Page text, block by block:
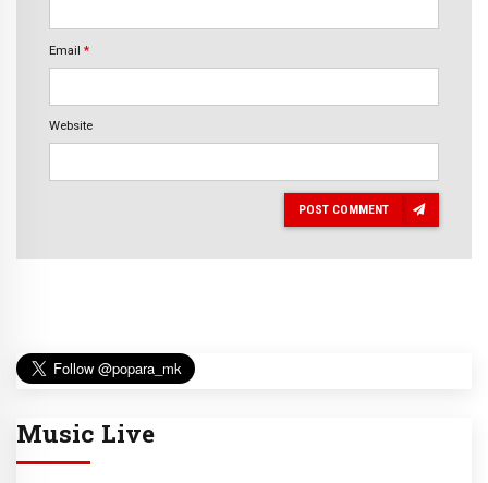
Email *
Website
POST COMMENT
Music Live